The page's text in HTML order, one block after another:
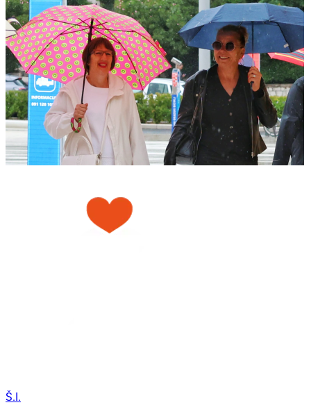
Š.I.